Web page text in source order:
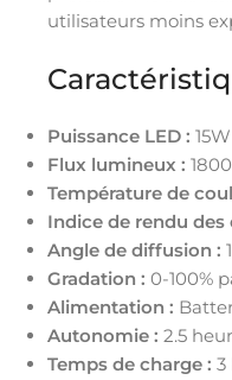
utilisateurs moins
Puissance LED :
Flux lumineux :
Température de
Indice de rendu des
Angle de diffusion :
Gradation : 0-100%
Alimentation :
Autonomie : 2.5
Temps de charge : 3